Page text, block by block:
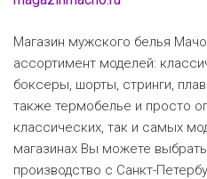
Магазин мужского белья
ассортимент моделей:
боксеры, шорты, стринги,
также термобелье и просто
классических, так и самых
магазинах Вы можете
производство с Санкт-